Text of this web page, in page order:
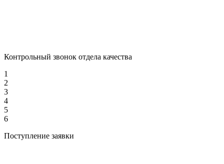
Контрольный звонок отдела качества
1
2
3
4
5
6
Поступление заявки